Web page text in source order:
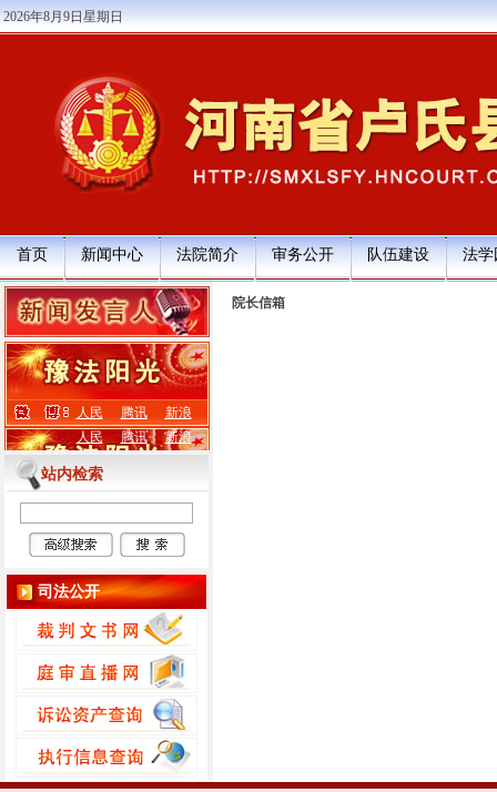
2026年8月9日星期日
首页 新闻中心 法院简介 审务公开 队伍建设 法学
人民 腾讯
新浪
人民
腾讯 新浪
站内检索
司法公开
院长信箱